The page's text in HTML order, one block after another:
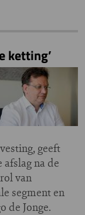
ketting’
geeft
na de
van
segment en
de Jonge.